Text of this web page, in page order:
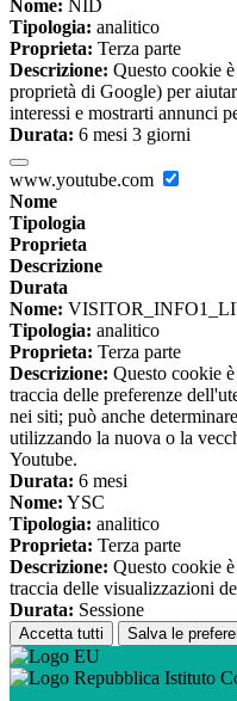
Nome: NID
Tipologia: analitico
Proprieta: Terza parte
Descrizione: Questo cookie
proprietà di Google) per
interessi e mostrarti annunci
Durata: 6 mesi 3 giorni
www.youtube.com
Nome
Tipologia
Proprieta
Descrizione
Durata
Nome:
Tipologia: analitico
Proprieta: Terza parte
Descrizione: Questo cookie
traccia delle preferenze
nei siti; può anche
utilizzando la nuova o la
Youtube.
Durata: 6 mesi
Nome: YSC
Tipologia: analitico
Proprieta: Terza parte
Descrizione: Questo cookie
traccia delle visualizzazioni
Durata: Sessione
Accetta tutti Salva le
Istituto